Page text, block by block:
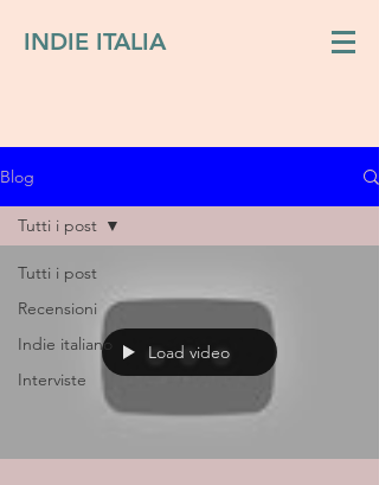
INDIE ITALIA
Blog
Tutti i post
Recensioni
Indie italiano
Interviste
Tutti i post
Load video